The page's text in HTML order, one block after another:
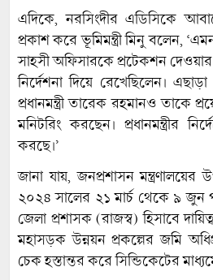
এদিকে, নরসিংদীর এডিসিকে
প্রকাশ করে ভূমিমন্ত্রী মিনু বলেন,
সাহসী অফিসারকে প্রটেকশন
নির্দেশনা দিয়ে রেখেছিলেন।
প্রধানমন্ত্রী তারেক রহমানও তাকে
মনিটরিং করছেন। প্রধানমন্ত্রীর
করছে।’
জানা যায়, জনপ্রশাসন
২০২৪ সালের ২১ মার্চ থেকে ৯ জুন
জেলা প্রশাসক (রাজস্ব) হিসাবে
মহাসড়ক উন্নয়ন প্রকল্পের জমি
চেক হস্তান্তর করে সিন্ডিকেটের